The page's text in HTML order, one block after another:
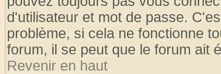
d'utilisateur et mot de passe.
problème, si cela ne fonctionne
forum, il se peut que le forum ait
Revenir en haut